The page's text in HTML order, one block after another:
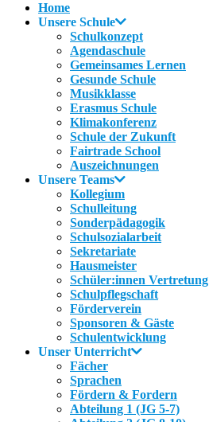
Home
Unsere Schule
Schulkonzept
Agendaschule
Gemeinsames Lernen
Gesunde Schule
Musikklasse
Erasmus Schule
Klimakonferenz
Schule der Zukunft
Fairtrade School
Auszeichnungen
Unsere Teams
Kollegium
Schulleitung
Sonderpädagogik
Schulsozialarbeit
Sekretariate
Hausmeister
Schüler:innen Vertretung
Schulpflegschaft
Förderverein
Sponsoren & Gäste
Schulentwicklung
Unser Unterricht
Fächer
Sprachen
Fördern & Fordern
Abteilung 1 (JG 5-7)